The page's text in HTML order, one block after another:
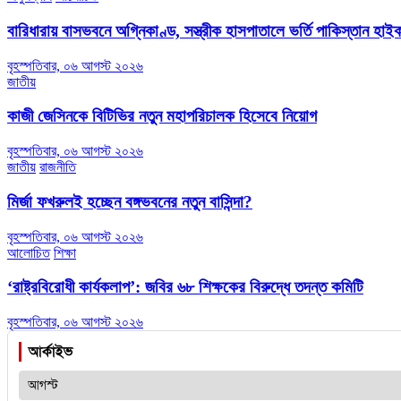
বারিধারায় বাসভবনে অগ্নিকাণ্ড, সস্ত্রীক হাসপাতালে ভর্তি পাকিস্তান
বৃহস্পতিবার, ০৬ আগস্ট ২০২৬
জাতীয়
কাজী জেসিনকে বিটিভির নতুন মহাপরিচালক হিসেবে নিয়োগ
বৃহস্পতিবার, ০৬ আগস্ট ২০২৬
জাতীয় রাজনীতি
মির্জা ফখরুলই হচ্ছেন বঙ্গভবনের নতুন বাসিন্দা?
বৃহস্পতিবার, ০৬ আগস্ট ২০২৬
আলোচিত শিক্ষা
‘রাষ্ট্রবিরোধী কার্যকলাপ’: জবির ৬৮ শিক্ষকের বিরুদ্ধে তদন্ত কমিটি
বৃহস্পতিবার, ০৬ আগস্ট ২০২৬
আর্কাইভ